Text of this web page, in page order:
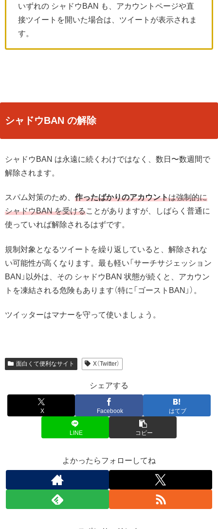
いずれの シャドウBAN も、アカウントページや直
接ツイートを開いた場合は、ツイートが表示されま
す。
シャドウBAN の解除
シャドウBAN は永遠に続くわけではなく、 数日〜数週間で
解除されます。
スパム対策のため、 作ったばかりのアカウントは強制的に
シャドウBAN を受けることがありますが、しばらく普通に
使っていれば解除されるはずです。
規制対象となるツイートを繰り返していると、解除されな
い可能性が高くなります。最も軽い「サーチサジェッション
BAN」以外は、その シャドウBAN 状態が続くと、アカウン
トを凍結される危険もあります（特に「ゴーストBAN」）。
ツイッターはマナーを守って使いましょう。
面白くて便利なサイト X（Twitter）
シェアする
X Facebook はてブ
LINE コピー
よかったらフォローしてね